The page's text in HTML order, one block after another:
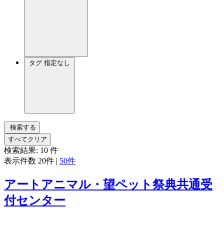
タグ 指定なし
検索する
すべてクリア
検索結果: 10 件
表示件数 20件 | 50件
アートアニマル・望ペット祭典共通受
付センター